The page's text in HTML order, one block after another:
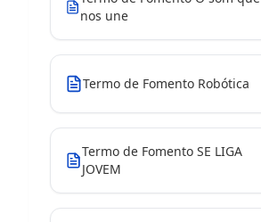
nos une
Termo de Fomento Robótica
Termo de Fomento SE LIGA
JOVEM